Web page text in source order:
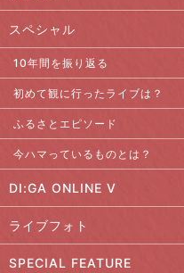
スペシャル
10年間を振り返る
初めて観に行ったライブは？
ふるさとエピソード
今ハマっているものとは？
DI:GA ONLINE V
ライブフォト
SPECIAL FEATURE